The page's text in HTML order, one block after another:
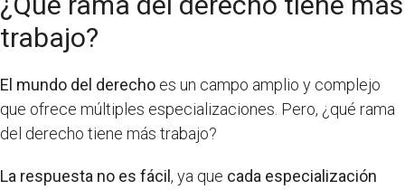
trabajo?
El mundo del derecho es un campo amplio y complejo
que ofrece múltiples especializaciones. Pero, ¿qué rama
del derecho tiene más trabajo?
La respuesta no es fácil , ya que cada especialización